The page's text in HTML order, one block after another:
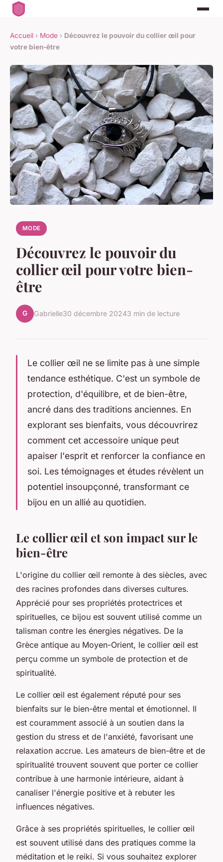
Accueil › Mode › Découvrez le pouvoir du collier œil pour
votre bien-être
MODE
Découvrez le pouvoir du
collier œil pour votre bien-
être
G Gabrielle30 décembre 20243 min de lecture
Le collier œil ne se limite pas à une simple
tendance esthétique. C'est un symbole de
protection, d'équilibre, et de bien-être,
ancré dans des traditions anciennes. En
explorant ses bienfaits, vous découvrirez
comment cet accessoire unique peut
apaiser l'esprit et renforcer la confiance en
soi. Les témoignages et études révèlent un
potentiel insoupçonné, transformant ce
bijou en un allié au quotidien.
Le collier œil et son impact sur le
bien-être
L'origine du collier œil remonte à des siècles, avec
des racines profondes dans diverses cultures.
Apprécié pour ses propriétés protectrices et
spirituelles, ce bijou est souvent utilisé comme un
talisman contre les énergies négatives. De la
Grèce antique au Moyen-Orient, le collier œil est
perçu comme un symbole de protection et de
spiritualité.
Le collier œil est également réputé pour ses
bienfaits sur le bien-être mental et émotionnel. Il
est couramment associé à un soutien dans la
gestion du stress et de l'anxiété, favorisant une
relaxation accrue. Les amateurs de bien-être et de
spiritualité trouvent souvent que porter ce collier
contribue à une harmonie intérieure, aidant à
canaliser l'énergie positive et à rebuter les
influences négatives.
Grâce à ses propriétés spirituelles, le collier œil
est souvent utilisé dans des pratiques comme la
méditation et le reiki. Si vous souhaitez explorer